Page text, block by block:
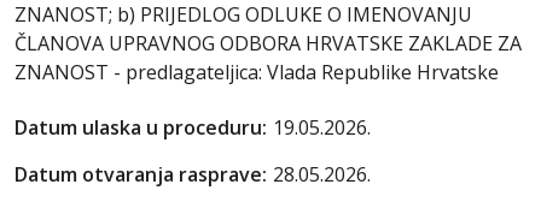
ZNANOST; b) PRIJEDLOG ODLUKE O IMENOVANJU
ČLANOVA UPRAVNOG ODBORA HRVATSKE ZAKLADE ZA
ZNANOST - predlagateljica: Vlada Republike Hrvatske
Datum ulaska u proceduru: 19.05.2026.
Datum otvaranja rasprave: 28.05.2026.